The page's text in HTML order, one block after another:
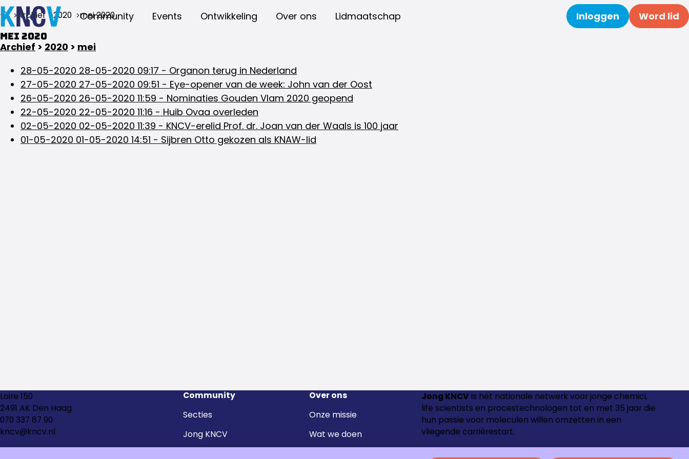
Community Events Ontwikkeling Over ons Lidmaatschap Zoeken Inloggen Word lid
Archief 2020
mei 2020
mei 2020
Archief > 2020 > mei
28-05-2020 28-05-2020 09:17 - Organon terug in Nederland
27-05-2020 27-05-2020 09:51 - Eye-opener van de week: John van der Oost
26-05-2020 26-05-2020 11:59 - Nominaties Gouden Vlam 2020 geopend
22-05-2020 22-05-2020 11:16 - Huib Ovaa overleden
02-05-2020 02-05-2020 11:39 - KNCV-erelid Prof. dr. Joan van der Waals is 100 jaar
01-05-2020 01-05-2020 14:51 - Sijbren Otto gekozen als KNAW-lid
Loire 150
2491 AK Den Haag
070 337 87 90
kncv@kncv.nl
Community
Secties
Jong KNCV
Over ons
Onze missie
Wat we doen
Jong KNCV is hét nationale netwerk voor jonge chemici,
life scientists en procestechnologen tot en met 35 jaar die
hun passie voor moleculen willen omzetten in een
vliegende carrièrestart.